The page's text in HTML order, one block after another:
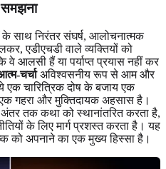
साथ निरंतर संघर्ष, आलोचनात्मक
एडीएचडी वाले व्यक्तियों को
वे आलसी हैं या पर्याप्त प्रयास नहीं कर
चर्चाअविश्वसनीय रूप से आम और
एक चारित्रिक दोष के बजाय एक
गहरा और मुक्तिदायक अहसास है।
तक कथा को स्थानांतरित करता है,
के लिए मार्ग प्रशस्त करता है। यह
को अपनाने का एक मुख्य हिस्सा है।